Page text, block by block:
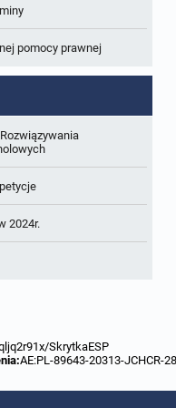
pomocy prawnej
2024r.
SkrytkaESP
AE:PL-89643-20313-JCHCR-28